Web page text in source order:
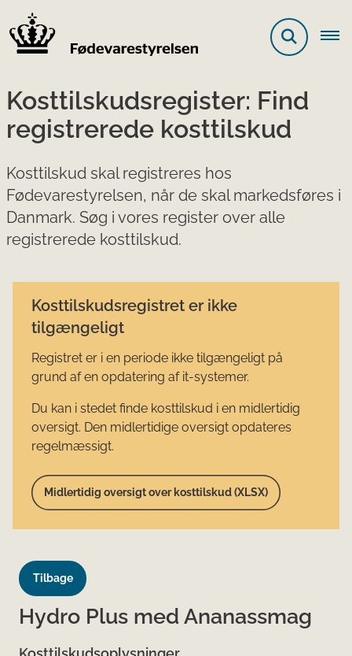
Kosttilskudsregister: Find
registrerede kosttilskud
Kosttilskud skal registreres hos
Fødevarestyrelsen, når de skal markedsføres i
Danmark. Søg i vores register over alle
registrerede kosttilskud.
Kosttilskudsregistret er ikke
tilgængeligt
Registret er i en periode ikke tilgængeligt på
grund af en opdatering af it-systemer.
Du kan i stedet finde kosttilskud i en midlertidig
oversigt. Den midlertidige oversigt opdateres
regelmæssigt.
Midlertidig oversigt over kosttilskud (XLSX)
Tilbage
Hydro Plus med Ananassmag